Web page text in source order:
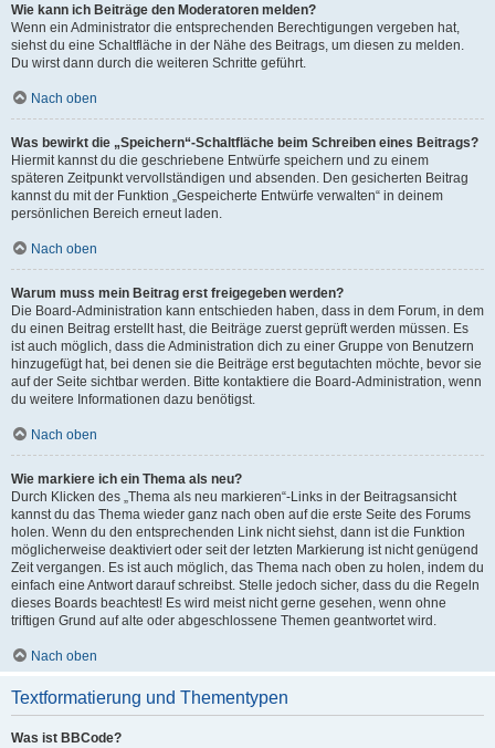
Wie kann ich Beiträge den Moderatoren melden?
Wenn ein Administrator die entsprechenden Berechtigungen vergeben hat,
siehst du eine Schaltfläche in der Nähe des Beitrags, um diesen zu melden.
Du wirst dann durch die weiteren Schritte geführt.
Nach oben
Was bewirkt die „Speichern“-Schaltfläche beim Schreiben eines Beitrags?
Hiermit kannst du die geschriebene Entwürfe speichern und zu einem
späteren Zeitpunkt vervollständigen und absenden. Den gesicherten Beitrag
kannst du mit der Funktion „Gespeicherte Entwürfe verwalten“ in deinem
persönlichen Bereich erneut laden.
Nach oben
Warum muss mein Beitrag erst freigegeben werden?
Die Board-Administration kann entschieden haben, dass in dem Forum, in dem
du einen Beitrag erstellt hast, die Beiträge zuerst geprüft werden müssen. Es
ist auch möglich, dass die Administration dich zu einer Gruppe von Benutzern
hinzugefügt hat, bei denen sie die Beiträge erst begutachten möchte, bevor sie
auf der Seite sichtbar werden. Bitte kontaktiere die Board-Administration, wenn
du weitere Informationen dazu benötigst.
Nach oben
Wie markiere ich ein Thema als neu?
Durch Klicken des „Thema als neu markieren“-Links in der Beitragsansicht
kannst du das Thema wieder ganz nach oben auf die erste Seite des Forums
holen. Wenn du den entsprechenden Link nicht siehst, dann ist die Funktion
möglicherweise deaktiviert oder seit der letzten Markierung ist nicht genügend
Zeit vergangen. Es ist auch möglich, das Thema nach oben zu holen, indem du
einfach eine Antwort darauf schreibst. Stelle jedoch sicher, dass du die Regeln
dieses Boards beachtest! Es wird meist nicht gerne gesehen, wenn ohne
triftigen Grund auf alte oder abgeschlossene Themen geantwortet wird.
Nach oben
Textformatierung und Thementypen
Was ist BBCode?